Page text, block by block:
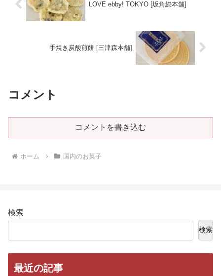
LOVE ebby! TOKYO [坂角総本舗]
手焼き炭酸煎餅 [三津森本舗]
コメント
コメントを書き込む
ホーム 国内のお菓子
検索
検索
最近の記事